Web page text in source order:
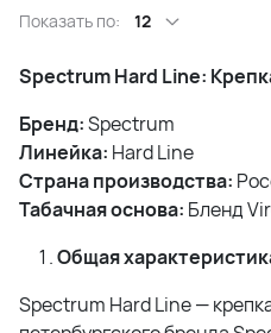
Показать по: 12
Spectrum Hard Line:
Бренд:Spectrum
Линейка: Hard Line
Страна производства:
Табачная основа: Бленд
Общая
Spectrum Hard Line —